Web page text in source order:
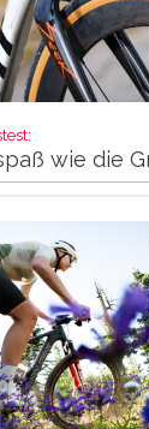
wie die